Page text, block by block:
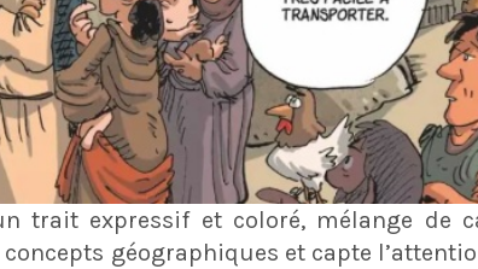
trait expressif et coloré, mélange de
géographiques et capte